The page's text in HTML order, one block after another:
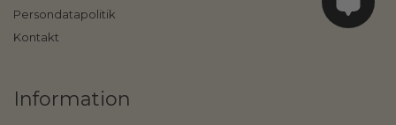
Persondatapolitik
Kontakt
Information